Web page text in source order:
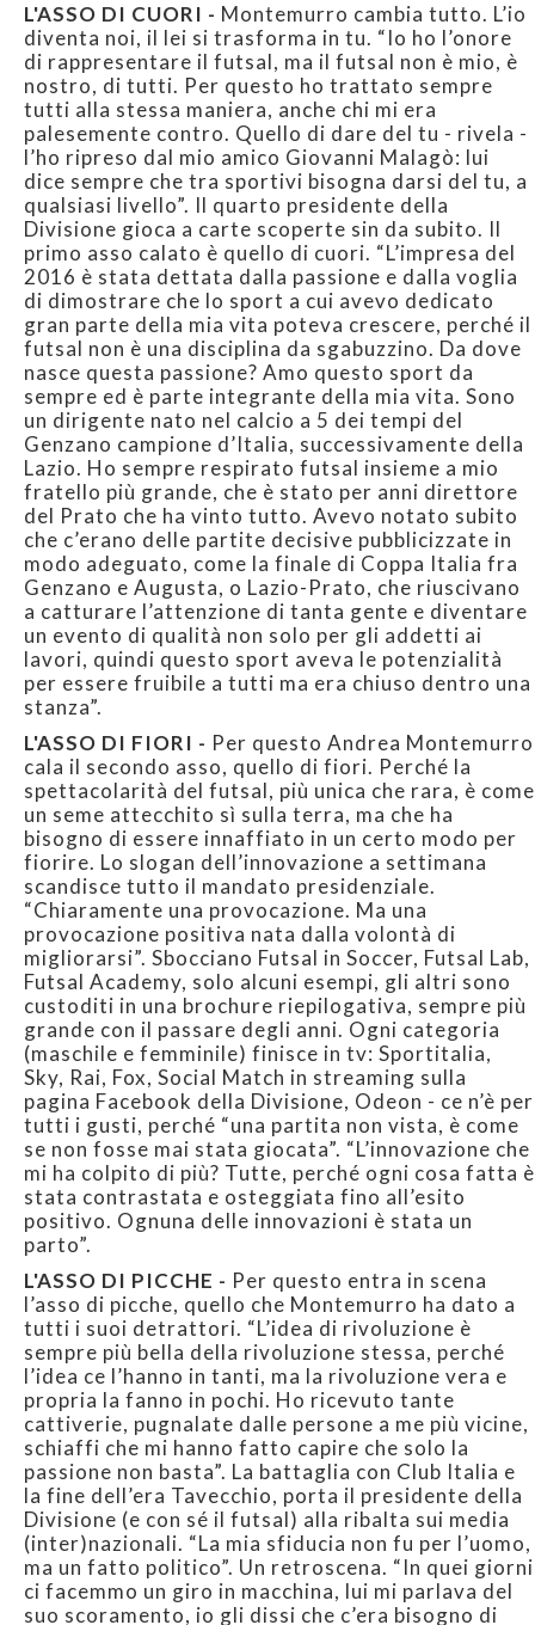
L'ASSO DI CUORI - Montemurro cambia tutto. L’io
diventa noi, il lei si trasforma in tu. “Io ho l’onore
di rappresentare il futsal, ma il futsal non è mio, è
nostro, di tutti. Per questo ho trattato sempre
tutti alla stessa maniera, anche chi mi era
palesemente contro. Quello di dare del tu - rivela -
l’ho ripreso dal mio amico Giovanni Malagò: lui
dice sempre che tra sportivi bisogna darsi del tu, a
qualsiasi livello”. Il quarto presidente della
Divisione gioca a carte scoperte sin da subito. Il
primo asso calato è quello di cuori. “L’impresa del
2016 è stata dettata dalla passione e dalla voglia
di dimostrare che lo sport a cui avevo dedicato
gran parte della mia vita poteva crescere, perché il
futsal non è una disciplina da sgabuzzino. Da dove
nasce questa passione? Amo questo sport da
sempre ed è parte integrante della mia vita. Sono
un dirigente nato nel calcio a 5 dei tempi del
Genzano campione d’Italia, successivamente della
Lazio. Ho sempre respirato futsal insieme a mio
fratello più grande, che è stato per anni direttore
del Prato che ha vinto tutto. Avevo notato subito
che c’erano delle partite decisive pubblicizzate in
modo adeguato, come la finale di Coppa Italia fra
Genzano e Augusta, o Lazio-Prato, che riuscivano
a catturare l’attenzione di tanta gente e diventare
un evento di qualità non solo per gli addetti ai
lavori, quindi questo sport aveva le potenzialità
per essere fruibile a tutti ma era chiuso dentro una
stanza”.
L'ASSO DI FIORI - Per questo Andrea Montemurro
cala il secondo asso, quello di fiori. Perché la
spettacolarità del futsal, più unica che rara, è come
un seme attecchito sì sulla terra, ma che ha
bisogno di essere innaffiato in un certo modo per
fiorire. Lo slogan dell’innovazione a settimana
scandisce tutto il mandato presidenziale.
“Chiaramente una provocazione. Ma una
provocazione positiva nata dalla volontà di
migliorarsi”. Sbocciano Futsal in Soccer, Futsal Lab,
Futsal Academy, solo alcuni esempi, gli altri sono
custoditi in una brochure riepilogativa, sempre più
grande con il passare degli anni. Ogni categoria
(maschile e femminile) finisce in tv: Sportitalia,
Sky, Rai, Fox, Social Match in streaming sulla
pagina Facebook della Divisione, Odeon - ce n’è per
tutti i gusti, perché “una partita non vista, è come
se non fosse mai stata giocata”. “L’innovazione che
mi ha colpito di più? Tutte, perché ogni cosa fatta è
stata contrastata e osteggiata fino all’esito
positivo. Ognuna delle innovazioni è stata un
parto”.
L'ASSO DI PICCHE - Per questo entra in scena
l’asso di picche, quello che Montemurro ha dato a
tutti i suoi detrattori. “L’idea di rivoluzione è
sempre più bella della rivoluzione stessa, perché
l’idea ce l’hanno in tanti, ma la rivoluzione vera e
propria la fanno in pochi. Ho ricevuto tante
cattiverie, pugnalate dalle persone a me più vicine,
schiaffi che mi hanno fatto capire che solo la
passione non basta”. La battaglia con Club Italia e
la fine dell’era Tavecchio, porta il presidente della
Divisione (e con sé il futsal) alla ribalta sui media
(inter)nazionali. “La mia sfiducia non fu per l’uomo,
ma un fatto politico”. Un retroscena. “In quei giorni
ci facemmo un giro in macchina, lui mi parlava del
suo scoramento, io gli dissi che c’era bisogno di